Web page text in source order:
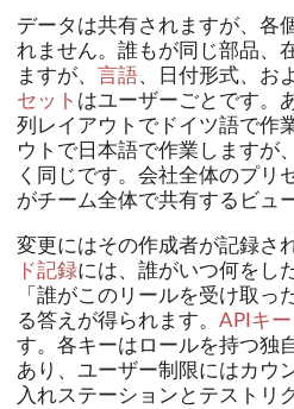
データは共有されますが、各
れません。誰もが同じ部品、
ますが、 言語、日付形式、お
セット はユーザーごとです。
列レイアウトでドイツ語で作
ウトで日本語で作業しますが
く同じです。会社全体のプリ
がチーム全体で共有するビュ
変更にはその作成者が記録さ
ド記録には、誰がいつ何をし
「誰がこのリールを受け取っ
る答えが得られます。 APIキー
す。各キーはロールを持つ独
あり、ユーザー制限にはカウ
入れステーションとテストリ